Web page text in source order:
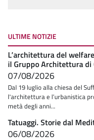
ULTIME NOTIZIE
L’architettura del
il Gruppo Architettura di
07/08/2026
Dal 19 luglio alla chiesa del
l'architettura e l’urbanistica
metà degli anni...
Tatuaggi. Storie dal
06/08/2026